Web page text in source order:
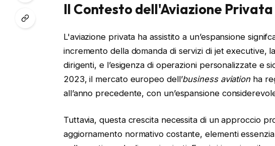
Il Contesto dell'Aviazione
L'aviazione privata ha assistito a un’espansione
incremento della domanda di servizi di jet executive,
dirigenti, e l’esigenza di operazioni personalizzate e
2023, il mercato europeo dell’business aviation ha
all’anno precedente, con un’espansione
Tuttavia, questa crescita necessita di un approccio
aggiornamento normativo costante, elementi